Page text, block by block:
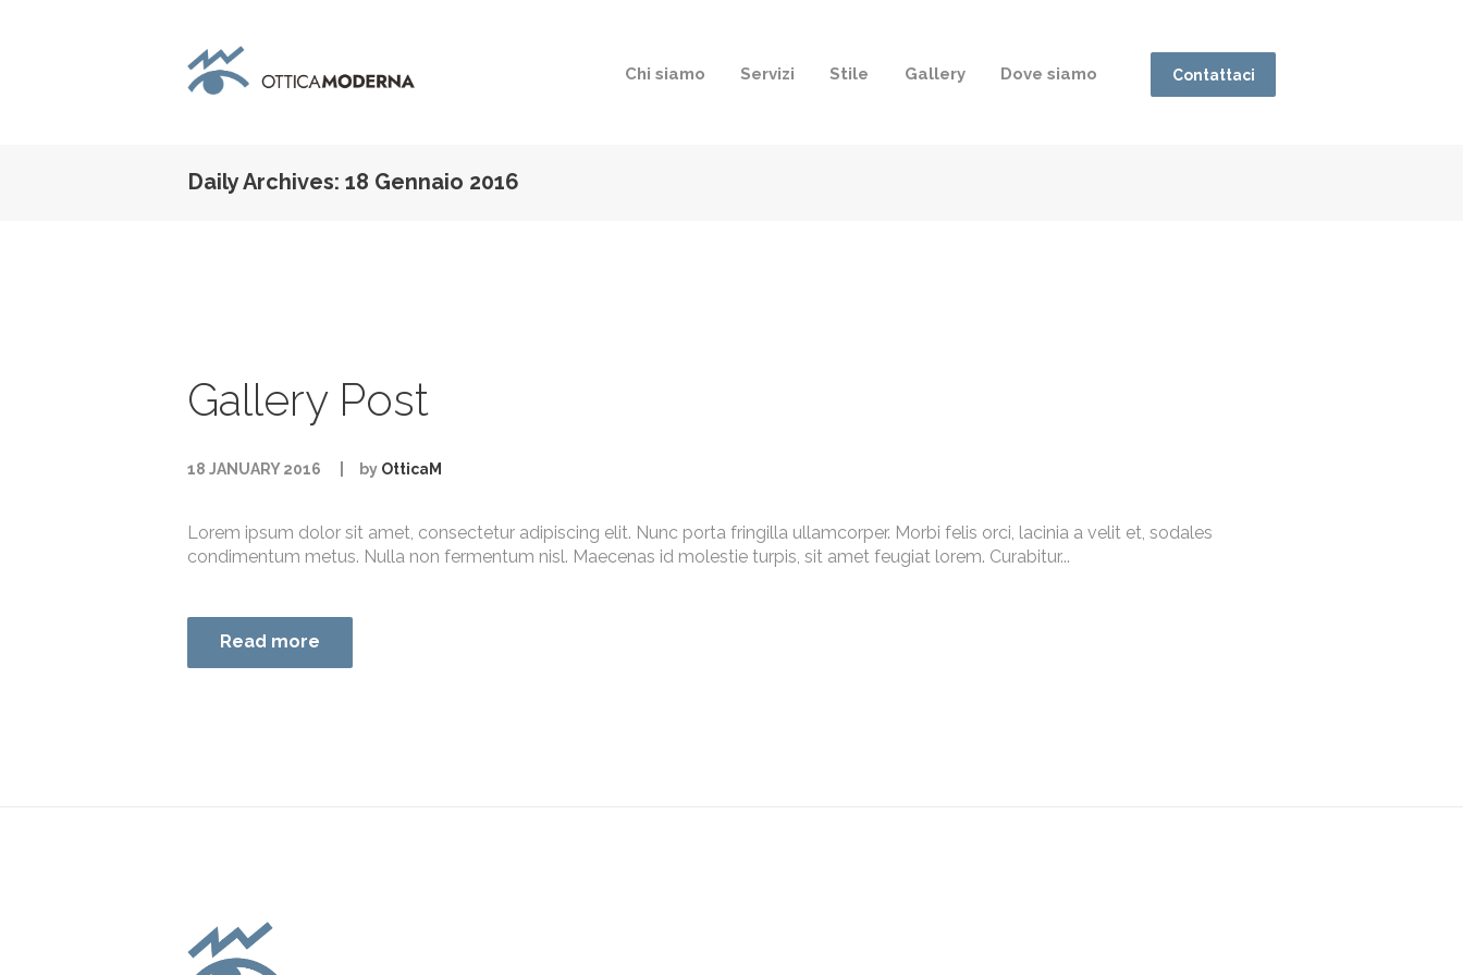
Chi siamo Servizi Stile Gallery Dove siamo Contattaci
Daily Archives: 18 Gennaio 2016
Gallery Post
18 JANUARY 2016 by OtticaM
Lorem ipsum dolor sit amet, consectetur adipiscing elit. Nunc porta fringilla ullamcorper. Morbi felis orci, lacinia a velit et, sodales
condimentum metus. Nulla non fermentum nisl. Maecenas id molestie turpis, sit amet feugiat lorem. Curabitur...
Read more